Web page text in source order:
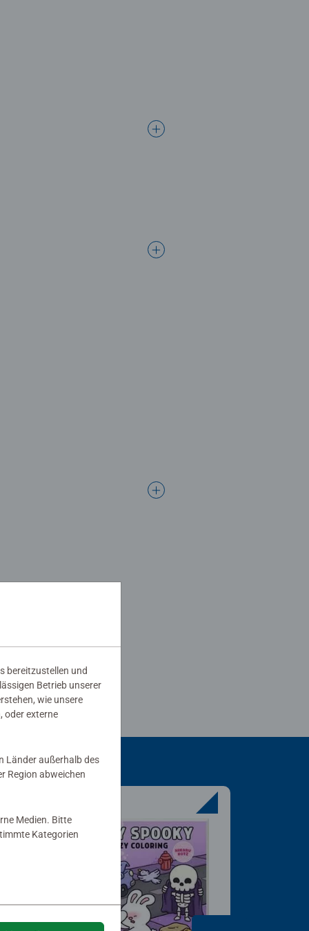
bereitzustellen und
Betrieb unserer
wie unsere
oder externe
Länder außerhalb des
Region abweichen
Medien. Bitte
Kategorien